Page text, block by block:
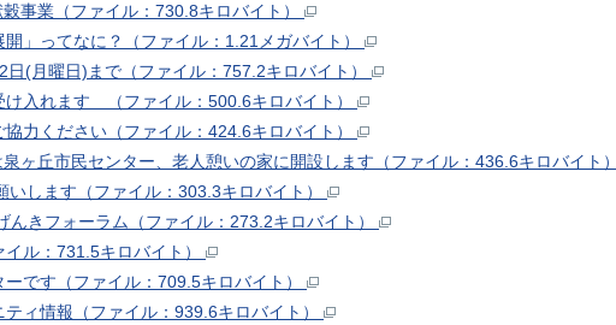
事業（ファイル：730.8キロバイト）
」ってなに？（ファイル：1.21メガバイト）
(月曜日)まで（ファイル：757.2キロバイト）
入れます （ファイル：500.6キロバイト）
力ください（ファイル：424.6キロバイト）
ヶ丘市民センター、老人憩いの家に開設します（ファイル：436.6キロバイト）
します（ファイル：303.3キロバイト）
きフォーラム（ファイル：273.2キロバイト）
ル：731.5キロバイト）
です（ファイル：709.5キロバイト）
ィ情報（ファイル：939.6キロバイト）